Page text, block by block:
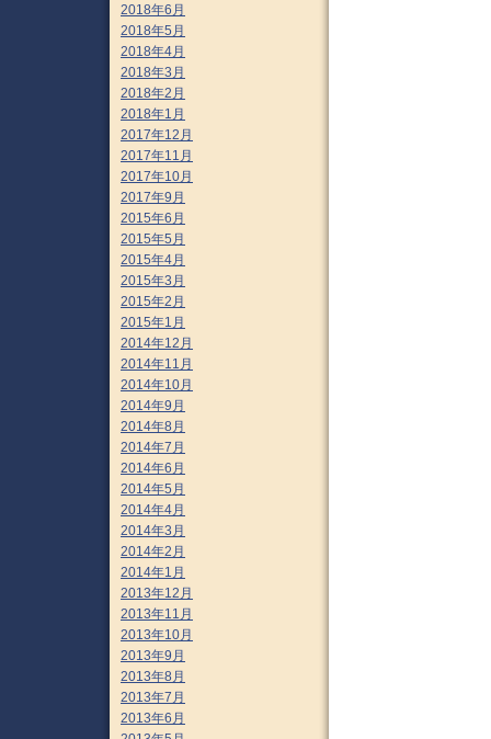
2018年6月
2018年5月
2018年4月
2018年3月
2018年2月
2018年1月
2017年12月
2017年11月
2017年10月
2017年9月
2015年6月
2015年5月
2015年4月
2015年3月
2015年2月
2015年1月
2014年12月
2014年11月
2014年10月
2014年9月
2014年8月
2014年7月
2014年6月
2014年5月
2014年4月
2014年3月
2014年2月
2014年1月
2013年12月
2013年11月
2013年10月
2013年9月
2013年8月
2013年7月
2013年6月